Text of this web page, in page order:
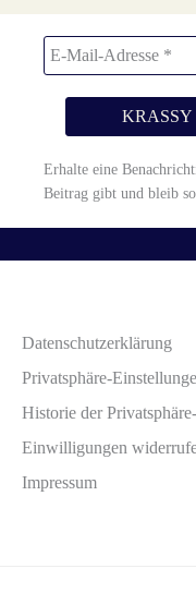
Erhalte eine
Beitrag gibt und bleib
Datenschutzerklärung
Privatsphäre-
Historie der
Einwilligungen
Impressum